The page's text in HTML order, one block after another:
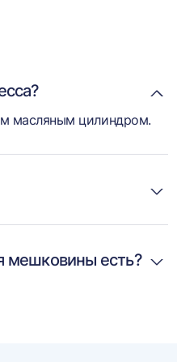
масляным цилиндром.
мешковины есть?